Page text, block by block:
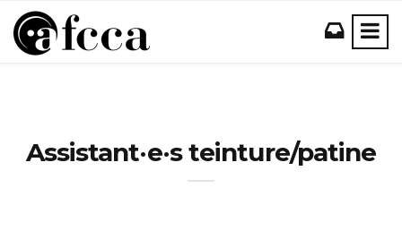
Assistant·e·s teinture/patine